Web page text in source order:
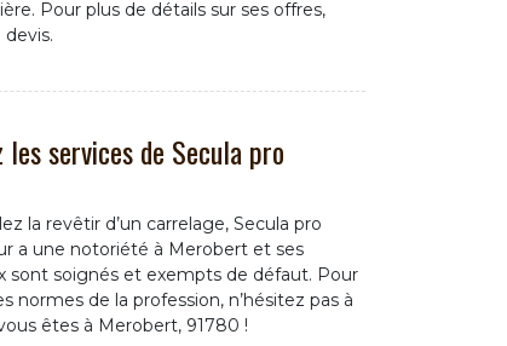
Pour plus de détails sur ses offres,
services de Secula pro
la revêtir d’un carrelage, Secula pro
a une notoriété à Merobert et ses
sont soignés et exempts de défaut. Pour
normes de la profession, n’hésitez pas à
êtes à Merobert, 91780 !